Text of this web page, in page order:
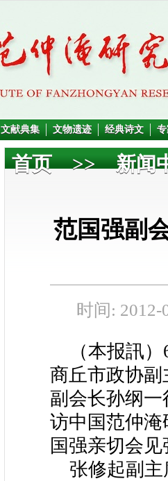
文献典集 文物遗迹 经典诗文
首页>>新闻
范国强副
时间: 2012-
（本报訊
商丘市政协
副会长孙纲
访中国范仲
国强亲切会
张修起副